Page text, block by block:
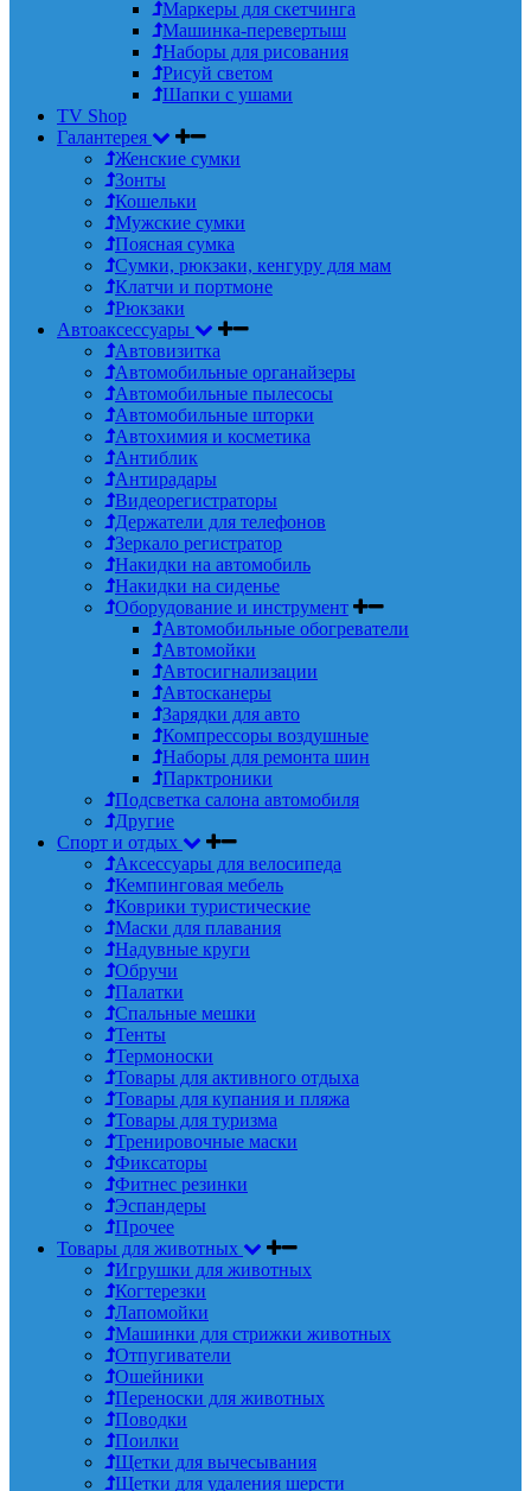
Маркеры для скетчинга
Машинка-перевертыш
Наборы для рисования
Рисуй светом
Шапки с ушами
TV Shop
Галантерея
Женские сумки
Зонты
Кошельки
Мужские сумки
Поясная сумка
Сумки, рюкзаки, кенгуру для мам
Клатчи и портмоне
Рюкзаки
Автоаксессуары
Автовизитка
Автомобильные органайзеры
Автомобильные пылесосы
Автомобильные шторки
Автохимия и косметика
Антиблик
Антирадары
Видеорегистраторы
Держатели для телефонов
Зеркало регистратор
Накидки на автомобиль
Накидки на сиденье
Оборудование и инструмент
Автомобильные обогреватели
Автомойки
Автосигнализации
Автосканеры
Зарядки для авто
Компрессоры воздушные
Наборы для ремонта шин
Парктроники
Подсветка салона автомобиля
Другие
Спорт и отдых
Аксессуары для велосипеда
Кемпинговая мебель
Коврики туристические
Маски для плавания
Надувные круги
Обручи
Палатки
Спальные мешки
Тенты
Термоноски
Товары для активного отдыха
Товары для купания и пляжа
Товары для туризма
Тренировочные маски
Фиксаторы
Фитнес резинки
Эспандеры
Прочее
Товары для животных
Игрушки для животных
Когтерезки
Лапомойки
Машинки для стрижки животных
Отпугиватели
Ошейники
Переноски для животных
Поводки
Поилки
Щетки для вычесывания
Щетки для удаления шерсти